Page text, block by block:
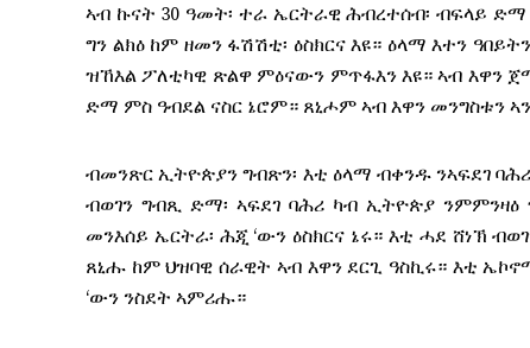
ኣብ ኩናት 30 ዓመት፡ ተራ ኤርትራዊ ሕብረተሰብ፡ ብፍላይ ድማ
ግን ልክዕ ከም ዘመን ፋሽሽቲ፡ ዕስክርና እዩ። ዕላማ እተን
ዝኸእል ፖለቲካዊ ጽልዋ ምዕናውን ምጥፋእን እዩ። ኣብ እዋን
ድማ ምስ ዓብደል ናስር ኔሮም። ጸኒሖም ኣብ እዋን መንግስቱን
ብመንጽር ኢትዮጵያን ግብጽን፡ እቲ ዕላማ ብቀንዱ ንኣፍደገ
ብወገን ግብጺ ድማ፡ ኣፍደገ ባሕሪ ካብ ኢትዮጵያ
መንእሰይ ኤርትራ፡ ሕጂ ‘ውን ዕስክርና ኔሩ። እቲ ሓደ ሸነኽ
ጸኒሑ ከም ህዝባዊ ሰራዊት ኣብ እዋን ደርጊ ዓስኪሩ። እቲ
‘ውን ንስደት ኣምሪሑ።